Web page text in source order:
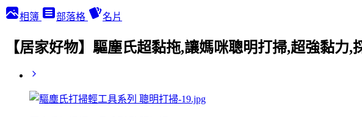
相簿 部落格 名片
【居家好物】驅塵氏超黏拖,讓媽咪聰明打掃,超強黏力